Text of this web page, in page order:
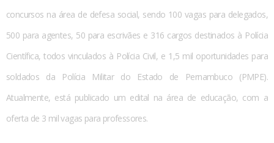
concursos na área de defesa social, sendo 100 vagas para delegados,
500 para agentes, 50 para escrivães e 316 cargos destinados à Polícia
Científica, todos vinculados à Polícia Civil, e 1,5 mil oportunidades para
soldados da Polícia Militar do Estado de Pernambuco (PMPE).
Atualmente, está publicado um edital na área de educação, com a
oferta de 3 mil vagas para professores.